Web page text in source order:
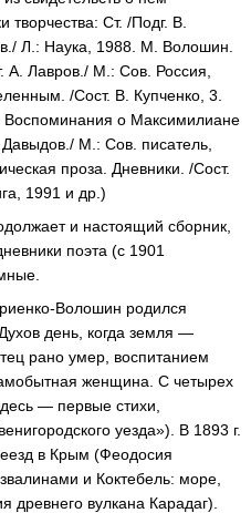
Ст. /Подг. В.
Л.: Наука, 1988. М. Волошин.
А. Лавров./ М.: Сов. Россия,
/Сост. В. Купченко, 3.
о Максимилиане
М.: Сов. писатель,
проза. Дневники. /Сост.
1991 и др.)
и настоящий сборник,
поэта (с 1901
Волошин родился
день, когда земля —
рано умер, воспитанием
женщина. С четырех
— первые стихи,
уезда»). В 1893 г.
в Крым (Феодосия
и Коктебель: море,
древнего вулкана Карадаг).